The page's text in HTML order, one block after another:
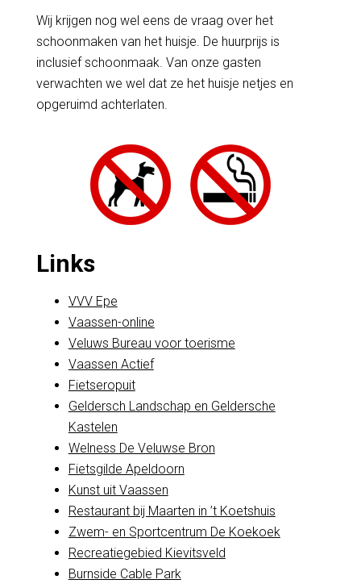
Wij krijgen nog wel eens de vraag over het
schoonmaken van het huisje. De huurprijs is
inclusief schoonmaak. Van onze gasten
verwachten we wel dat ze het huisje netjes en
opgeruimd achterlaten.
Links
VVV Epe
Vaassen-online
Veluws Bureau voor toerisme
Vaassen Actief
Fietseropuit
Geldersch Landschap en Geldersche
Kastelen
Welness De Veluwse Bron
Fietsgilde Apeldoorn
Kunst uit Vaassen
Restaurant bij Maarten in ’t Koetshuis
Zwem- en Sportcentrum De Koekoek
Recreatiegebied Kievitsveld
Burnside Cable Park